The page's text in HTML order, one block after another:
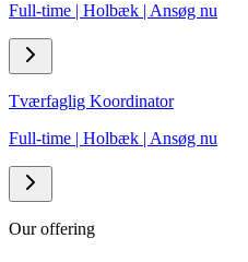
Full-time | Holbæk | Ansøg nu
Tværfaglig Koordinator
Full-time | Holbæk | Ansøg nu
Our offering